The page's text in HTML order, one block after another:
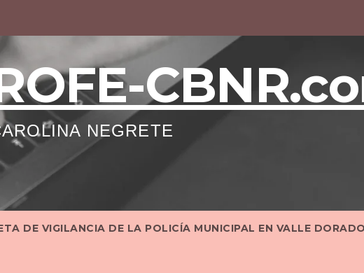
NEGRETE
DE VIGILANCIA DE LA POLICÍA MUNICIPAL EN VALLE DORADO